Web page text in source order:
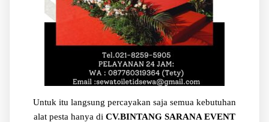
Untuk itu langsung percayakan saja semua kebutuhan
alat pesta hanya di CV.BINTANG SARANA EVENT